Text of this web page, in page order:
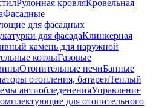
Рулонная кровляКровельная
Фасадные
для фасадных
для фасадаКлинкерная
камень для наружной
котлыГазовые
Отопительные печиБанные
отопления, батареиТеплый
антиобледененияУправление
для отопительного